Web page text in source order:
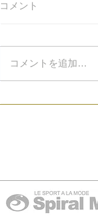
コメント
コメントを追加…